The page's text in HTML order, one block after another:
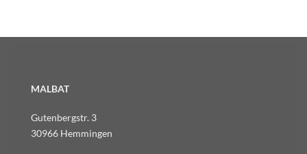
MALBAT
Gutenbergstr. 3
30966 Hemmingen